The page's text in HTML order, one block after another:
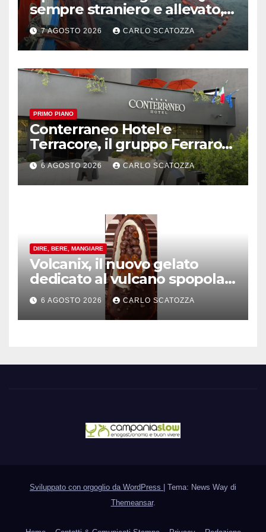
sempre straniero e allevato,
in sofferenza
7 AGOSTO 2026 CARLO SCATOZZA
PRIMO PIANO
Conterraneo Hotel e
Terracore, il gruppo Ferraro
amplia l’ ospitalità e il gusto
alle porte di Caserta
6 AGOSTO 2026 CARLO SCATOZZA
DIRE, BERE, MANGIARE
Volcanix, il nuovo gelato
dedicato al vulcano spopola,
è nato a Caivano
6 AGOSTO 2026 CARLO SCATOZZA
Sviluppato con orgoglio da WordPress
Tema: News Way di
Themeansar.